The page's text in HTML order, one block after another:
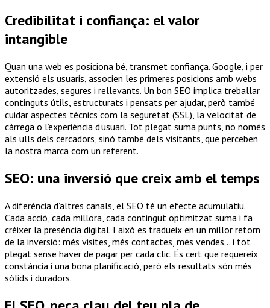
Credibilitat i confiança: el valor
intangible
Quan una web es posiciona bé, transmet confiança. Google, i per
extensió els usuaris, associen les primeres posicions amb webs
autoritzades, segures i rellevants. Un bon SEO implica treballar
continguts útils, estructurats i pensats per ajudar, però també
cuidar aspectes tècnics com la seguretat (SSL), la velocitat de
càrrega o l’experiència d’usuari. Tot plegat suma punts, no només
als ulls dels cercadors, sinó també dels visitants, que perceben
la nostra marca com un referent.
SEO: una inversió que creix amb el temps
A diferència d’altres canals, el SEO té un efecte acumulatiu.
Cada acció, cada millora, cada contingut optimitzat suma i fa
créixer la presència digital. I això es tradueix en un millor retorn
de la inversió: més visites, més contactes, més vendes… i tot
plegat sense haver de pagar per cada clic. És cert que requereix
constància i una bona planificació, però els resultats són més
sòlids i duradors.